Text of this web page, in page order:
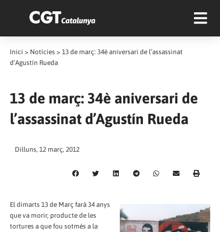
Inici > Notícies > 13 de març: 34è aniversari de l’assassinat
d’Agustín Rueda
13 de març: 34è aniversari de
l’assassinat d’Agustín Rueda
Dilluns, 12 març, 2012
El dimarts 13 de Març farà 34 anys
que va morir, producte de les
tortures a que fou sotmès a la